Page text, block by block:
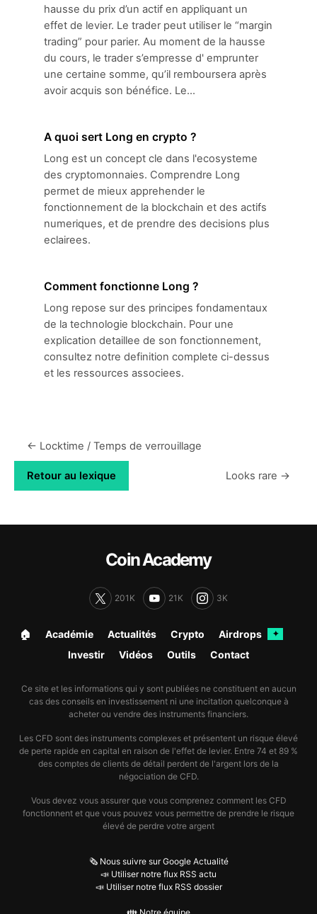
hausse du prix d’un actif en appliquant un
effet de levier. Le trader peut utiliser le “margin
trading” pour parier. Au moment de la hausse
du cours, le trader s’empresse d' emprunter
une certaine somme, qu’il remboursera après
avoir acquis son bénéfice. Le...
A quoi sert Long en crypto ?
Long est un concept cle dans l'ecosysteme
des cryptomonnaies. Comprendre Long
permet de mieux apprehender le
fonctionnement de la blockchain et des actifs
numeriques, et de prendre des decisions plus
eclairees.
Comment fonctionne Long ?
Long repose sur des principes fondamentaux
de la technologie blockchain. Pour une
explication detaillee de son fonctionnement,
consultez notre definition complete ci-dessus
et les ressources associees.
← Locktime / Temps de verrouillage
Retour au lexique Looks rare →
Coin Academy
201K 21K 3K
🏠︎ Académie Actualités Crypto Airdrops ✦
Investir Vidéos Outils Contact
Ce site et les informations qui y sont publiées ne constituent en aucun
cas des conseils en investissement ni une incitation quelconque à
acheter ou vendre des instruments financiers.
Les CFD sont des instruments complexes et présentent un risque élevé
de perte rapide en capital en raison de l'effet de levier. Entre 74 et 89 %
des comptes de clients de détail perdent de l'argent lors de la
négociation de CFD.
Vous devez vous assurer que vous comprenez comment les CFD
fonctionnent et que vous pouvez vous permettre de prendre le risque
élevé de perdre votre argent
🗞️ Nous suivre sur Google Actualité
📣 Utiliser notre flux RSS actu
📣 Utiliser notre flux RSS dossier